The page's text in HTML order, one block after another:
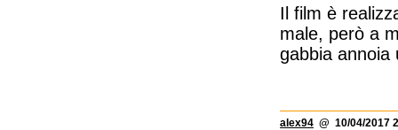
Il film è
male, però a
gabbia annoia
alex94 @ 10/04/2017